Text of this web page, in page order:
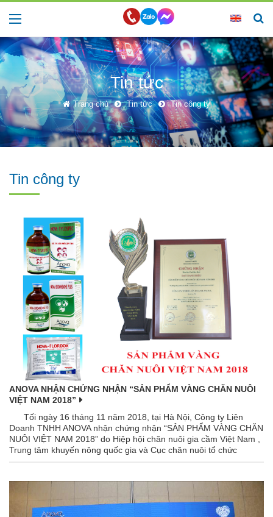
Tin tức
Trang chủ Tin tức Tin công ty
Tin công ty
ANOVA NHẬN CHỨNG NHẬN “SẢN PHẨM VÀNG CHĂN NUÔI
VIỆT NAM 2018”
Tối ngày 16 tháng 11 năm 2018, tại Hà Nội, Công ty Liên
Doanh TNHH ANOVA nhận chứng nhận “SẢN PHẨM VÀNG CHĂN
NUÔI VIỆT NAM 2018” do Hiệp hội chăn nuôi gia cầm Việt Nam ,
Trung tâm khuyến nông quốc gia và Cục chăn nuôi tổ chức